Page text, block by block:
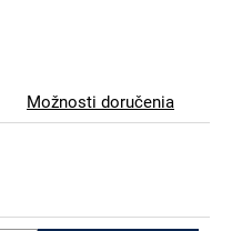
Možnosti doručenia